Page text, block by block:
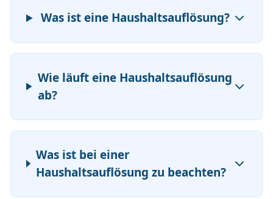
Was ist eine Haushaltsauflösung?
Wie läuft eine Haushaltsauflösung
ab?
Was ist bei einer
Haushaltsauflösung zu beachten?